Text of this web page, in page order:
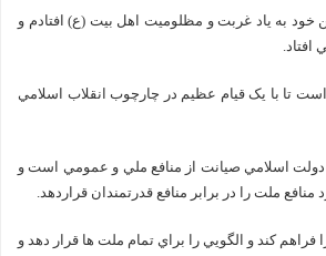
به ياد غربت و مظلوميت اهل بيت (ع) افتادم و
تا با يک قيام عظيم در چارچوب انقلاب اسلامي
دولت اسلامي صيانت از منافع ملي و عمومي است و
ملت را در برابر منافع قدرتمندان قراردهد.
کند و الگويي را براي تمام ملت ها قرار دهد و